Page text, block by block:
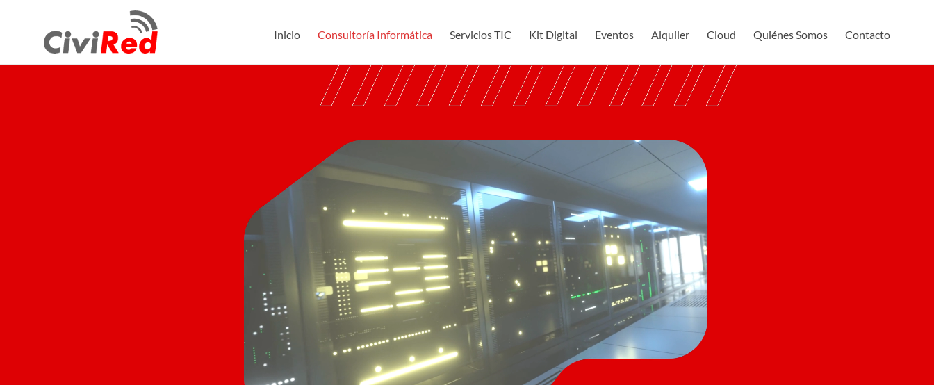
Inicio Consultoría Informática Servicios TIC Kit Digital Eventos Alquiler Cloud Quiénes Somos Contacto